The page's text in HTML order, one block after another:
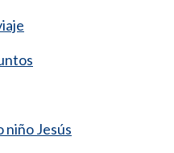
niño Jesús